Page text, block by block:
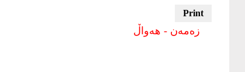
زەمەن - هەواڵ